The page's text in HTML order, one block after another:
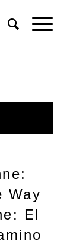
Way
El